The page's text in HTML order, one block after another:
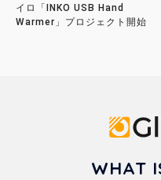
イロ「INKO USB Hand
Warmer」プロジェクト開始
WHAT